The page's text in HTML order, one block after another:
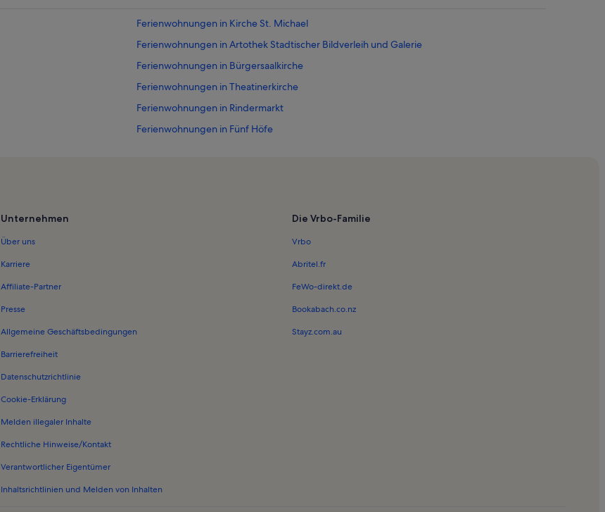
Ferienwohnungen in Kirche St. Michael
Ferienwohnungen in Artothek Stadtischer Bildverleih und Galerie
Ferienwohnungen in Bürgersaalkirche
Ferienwohnungen in Theatinerkirche
Ferienwohnungen in Rindermarkt
Ferienwohnungen in Fünf Höfe
Ferienwohnungen in Siemens-Zentrale
Ferienwohnungen und Apartments in Unterhaching
Ferienunterkünfte am See in München
Unternehmen
Über uns
Karriere
Affiliate-Partner
Presse
Allgemeine Geschäftsbedingungen
Barrierefreiheit
Datenschutzrichtlinie
Cookie-Erklärung
Melden illegaler Inhalte
Rechtliche Hinweise/Kontakt
Verantwortlicher Eigentümer
Inhaltsrichtlinien und Melden von Inhalten
Die Vrbo-Familie
Vrbo
Abritel.fr
FeWo-direkt.de
Bookabach.co.nz
Stayz.com.au